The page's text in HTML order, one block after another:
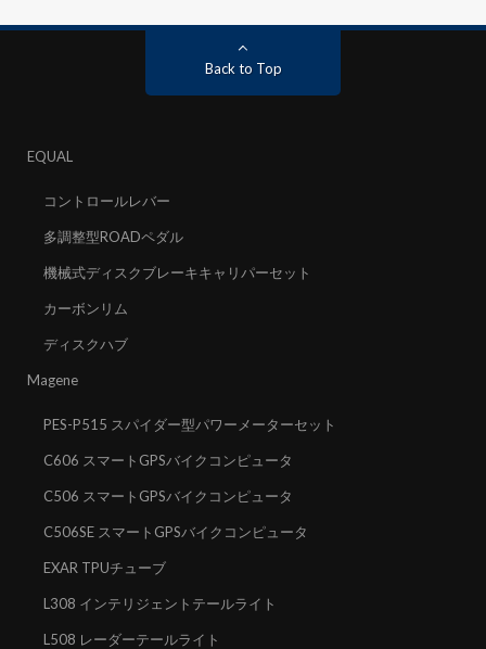
Back to Top
EQUAL
コントロールレバー
多調整型ROADペダル
機械式ディスクブレーキキャリパーセット
カーボンリム
ディスクハブ
Magene
PES-P515 スパイダー型パワーメーターセット
C606 スマートGPSバイクコンピュータ
C506 スマートGPSバイクコンピュータ
C506SE スマートGPSバイクコンピュータ
EXAR TPUチューブ
L308 インテリジェントテールライト
L508 レーダーテールライト